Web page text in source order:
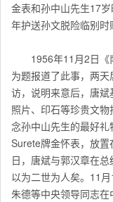
金表和孙中山先生17
年护送孙文脱险临别时
1956年11月2日《南
为题报道了此事，两
访，说明来意后，唐斌
照片、印石等珍贵文
念孙中山先生的最好
Surete牌金怀表，放置
日，唐斌与郭汉章在
以为二世为人矣。11
朱德等中央领导同志